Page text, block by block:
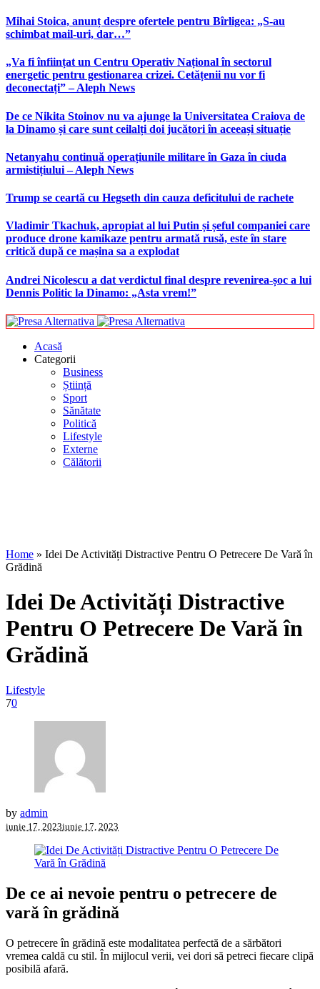
Mihai Stoica, anunț despre ofertele pentru Bîrligea: „S-au
schimbat mail-uri, dar…”
„Va fi înființat un Centru Operativ Național în sectorul
energetic pentru gestionarea crizei. Cetățenii nu vor fi
deconectați” – Aleph News
De ce Nikita Stoinov nu va ajunge la Universitatea Craiova de
la Dinamo și care sunt ceilalți doi jucători în aceeași situație
Netanyahu continuă operațiunile militare în Gaza în ciuda
armistițiului – Aleph News
Trump se ceartă cu Hegseth din cauza deficitului de rachete
Vladimir Tkachuk, apropiat al lui Putin și șeful companiei care
produce drone kamikaze pentru armată rusă, este în stare
critică după ce mașina sa a explodat
Andrei Nicolescu a dat verdictul final despre revenirea-șoc a lui
Dennis Politic la Dinamo: „Asta vrem!”
Acasă
Categorii
Business
Știință
Sport
Sănătate
Politică
Lifestyle
Externe
Călătorii
Home » Idei De Activități Distractive Pentru O Petrecere De Vară în
Grădină
Idei De Activități Distractive
Pentru O Petrecere De Vară în
Grădină
Lifestyle
70
by admin
iunie 17, 2023iunie 17, 2023
De ce ai nevoie pentru o petrecere de
vară în grădină
O petrecere în grădină este modalitatea perfectă de a sărbători
vremea caldă cu stil. În mijlocul verii, vei dori să petreci fiecare clipă
posibilă afară.